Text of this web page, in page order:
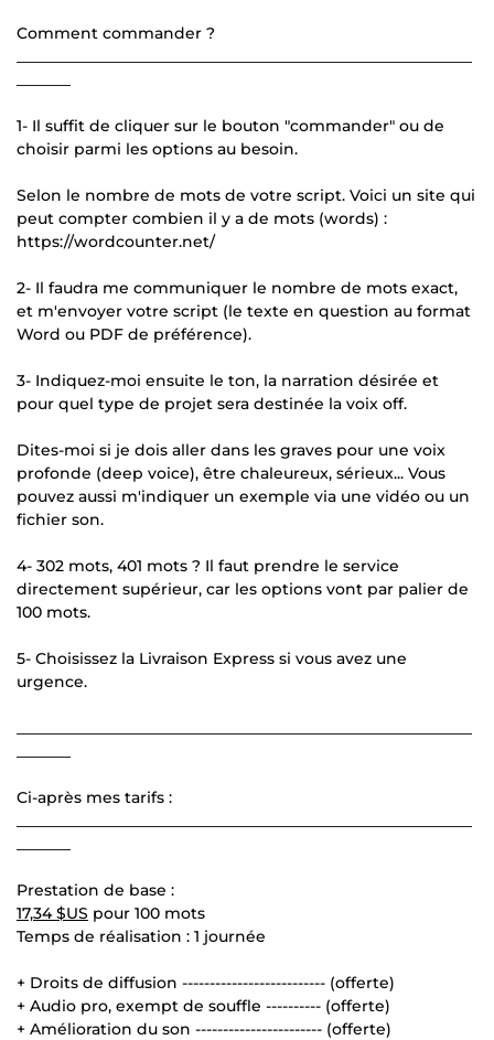
Comment commander ?
1- Il suffit de cliquer sur le bouton "commander" ou de
choisir parmi les options au besoin.
Selon le nombre de mots de votre script. Voici un site qui
peut compter combien il y a de mots (words) :
https://wordcounter.net/
2- Il faudra me communiquer le nombre de mots exact,
et m'envoyer votre script (le texte en question au format
Word ou PDF de préférence).
3- Indiquez-moi ensuite le ton, la narration désirée et
pour quel type de projet sera destinée la voix off.
Dites-moi si je dois aller dans les graves pour une voix
profonde (deep voice), être chaleureux, sérieux... Vous
pouvez aussi m'indiquer un exemple via une vidéo ou un
fichier son.
4- 302 mots, 401 mots ? Il faut prendre le service
directement supérieur, car les options vont par palier de
100 mots.
5- Choisissez la Livraison Express si vous avez une
urgence.
Ci-après mes tarifs :
Prestation de base :
17,34 $US pour 100 mots
Temps de réalisation : 1 journée
+ Droits de diffusion -------------------------- (offerte)
+ Audio pro, exempt de souffle ---------- (offerte)
+ Amélioration du son ----------------------- (offerte)